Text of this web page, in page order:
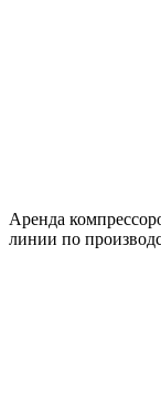
Аренда
линии по